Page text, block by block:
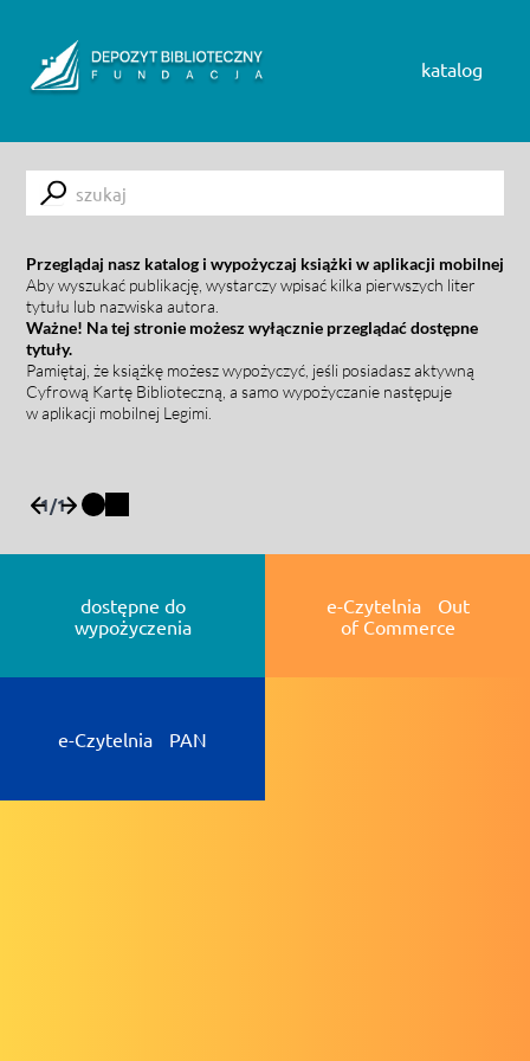
katalog
Submit
Przeglądaj nasz katalog i wypożyczaj książki w aplikacji mobilnej
Aby wyszukać publikację, wystarczy wpisać kilka pierwszych liter
tytułu lub nazwiska autora.
Ważne! Na tej stronie możesz wyłącznie przeglądać dostępne
tytuły.
Pamiętaj, że książkę możesz wypożyczyć, jeśli posiadasz aktywną
Cyfrową Kartę Biblioteczną, a samo wypożyczanie następuje
w aplikacji mobilnej Legimi.
1/1
dostępne do
wypożyczenia
e-Czytelnia Out
of Commerce
e-Czytelnia PAN